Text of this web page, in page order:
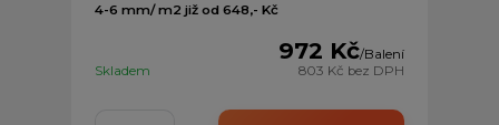
4-6 mm/ m2 již od 648,- Kč
972 Kč/Balení
803 Kč bez DPH
Skladem